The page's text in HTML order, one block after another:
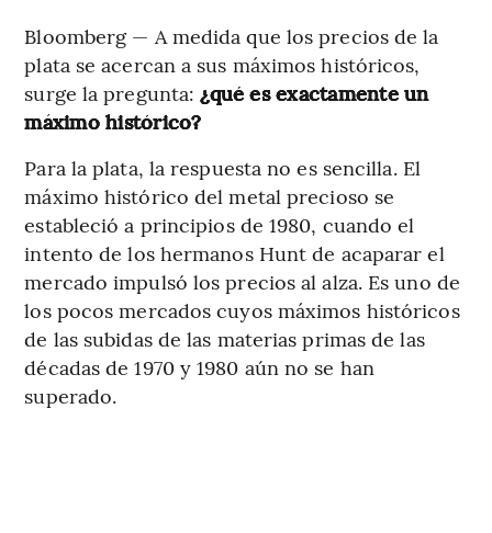
Bloomberg — A medida que los precios de la
plata se acercan a sus máximos históricos,
surge la pregunta:¿qué es exactamente un
máximo histórico?
Para la plata, la respuesta no es sencilla. El
máximo histórico del metal precioso se
estableció a principios de 1980, cuando el
intento de los hermanos Hunt de acaparar el
mercado impulsó los precios al alza. Es uno de
los pocos mercados cuyos máximos históricos
de las subidas de las materias primas de las
décadas de 1970 y 1980 aún no se han
superado.